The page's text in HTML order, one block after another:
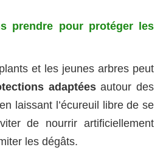
prendre pour protéger les
et les jeunes arbres peut
adaptéesautour des
laissant l’écureuil libre de se
de nourrir artificiellement
les dégâts.